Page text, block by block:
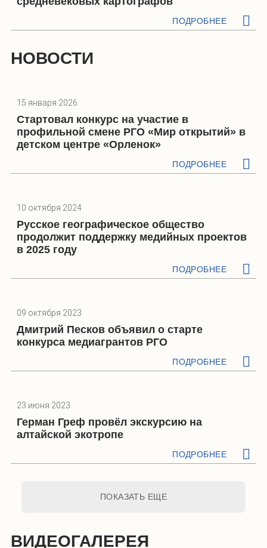
ПОДРОБНЕЕ
НОВОСТИ
15 января 2026
Стартовал конкурс на участие в
профильной смене РГО «Мир открытий» в
детском центре «Орленок»
ПОДРОБНЕЕ
10 октября 2024
Русское географическое общество
продолжит поддержку медийных проектов
в 2025 году
ПОДРОБНЕЕ
09 октября 2023
Дмитрий Песков объявил о старте
конкурса медиагрантов РГО
ПОДРОБНЕЕ
23 июня 2023
Герман Греф провёл экскурсию на
алтайской экотропе
ПОДРОБНЕЕ
ПОКАЗАТЬ ЕЩЕ
ВИДЕОГАЛЕРЕЯ